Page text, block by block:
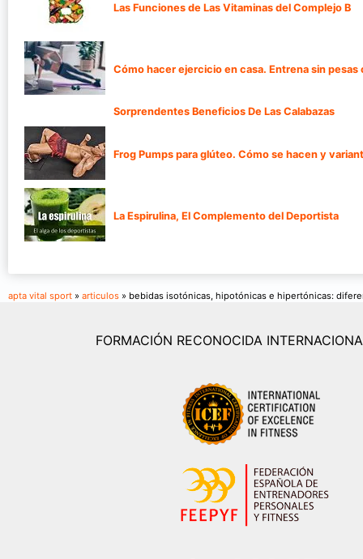
Las Funciones de Las Vitaminas del Complejo B
Cómo hacer ejercicio en casa. Entrena sin pesas
Sorprendentes Beneficios De Las Calabazas
Frog Pumps para glúteo. Cómo se hacen y
La Espirulina, El Complemento del Deportista
apta vital sport » articulos » bebidas isotónicas, hipotónicas e hipertónicas:
FORMACIÓN RECONOCIDA